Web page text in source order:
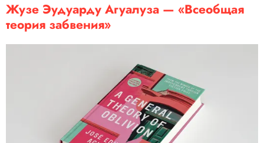
Жузе Эудуарду Агуалуза — «Всеобщая
теория забвения»